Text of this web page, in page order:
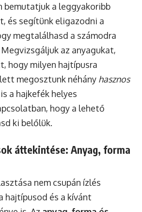
bemutatjuk a leggyakoribb
és segítünk eligazodni a
megtalálhasd a számodra
az anyagukat,
hogy milyen hajtípusra
megosztunk néhány hasznos
a hajkefék helyes
hogy a lehető
ki belőlük.
áttekintése: Anyag, forma
nem csupán ízlés
hajtípusod és a kívánt